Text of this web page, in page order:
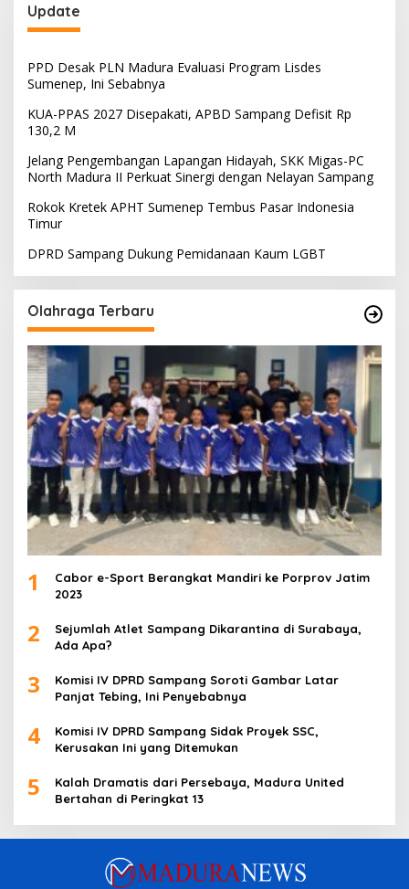
Update
PPD Desak PLN Madura Evaluasi Program Lisdes
Sumenep, Ini Sebabnya
KUA-PPAS 2027 Disepakati, APBD Sampang Defisit Rp
130,2 M
Jelang Pengembangan Lapangan Hidayah, SKK Migas-PC
North Madura II Perkuat Sinergi dengan Nelayan Sampang
Rokok Kretek APHT Sumenep Tembus Pasar Indonesia
Timur
DPRD Sampang Dukung Pemidanaan Kaum LGBT
Olahraga Terbaru
1
Cabor e-Sport Berangkat Mandiri ke Porprov Jatim
2023
2
Sejumlah Atlet Sampang Dikarantina di Surabaya,
Ada Apa?
3
Komisi IV DPRD Sampang Soroti Gambar Latar
Panjat Tebing, Ini Penyebabnya
4
Komisi IV DPRD Sampang Sidak Proyek SSC,
Kerusakan Ini yang Ditemukan
5
Kalah Dramatis dari Persebaya, Madura United
Bertahan di Peringkat 13